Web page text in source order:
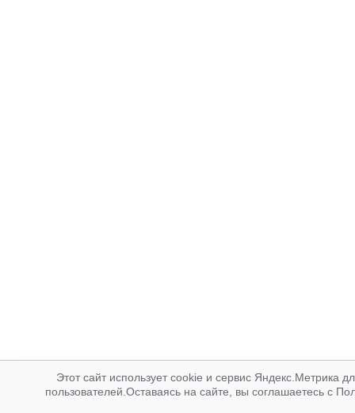
Этот сайт использует cookie и сервис Яндекс.Метрика
пользователей.Оставаясь на сайте, вы соглашаетесь с